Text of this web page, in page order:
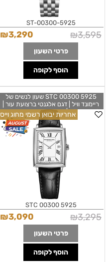
5925-ST-00300
₪3,595
₪3,290
פרטי השעון
הוסף לקופה
5925 STC 00300 שעון לנשים של
ריימונד וויל | דגם אלגנטי ברצועת עור |
לוח רומי לבן | שעון שווצרי חדש מסדרת
טוקטה | Raymond Weil Toccata
Ladies Watch 5925-STC-00300
אחריות יבואן רשמי מחוג וייס
5925 STC 00300
₪3,295
₪3,090
פרטי השעון
הוסף לקופה